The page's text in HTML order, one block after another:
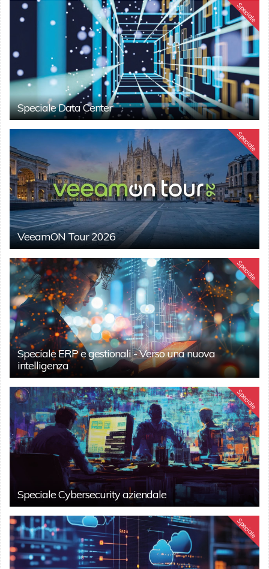
Speciale
Speciale Data Center
Speciale
VeeamON Tour 2026
Speciale
Speciale ERP e gestionali - Verso una nuova
intelligenza
Speciale
Speciale Cybersecurity aziendale
Speciale